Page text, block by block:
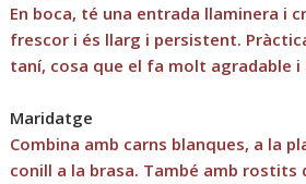
En boca, té una entrada llaminera i
frescor i és llarg i persistent.
taní, cosa que el fa molt agradable i
Maridatge
Combina amb carns blanques, a la
conill a la brasa. També amb rostits